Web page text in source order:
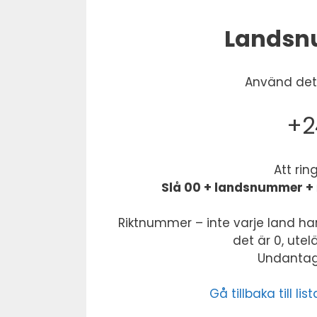
Använd
Att
Slå 00 + landsnummer
Riktnummer – inte varje land
det är 0,
Gå tillbaka till